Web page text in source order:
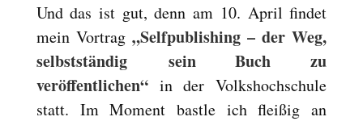
Und das ist gut, denn am 10. April findet
mein Vortrag „Selfpublishing – der Weg,
selbstständig
sein Buch zu
veröffentlichen“in der Volkshochschule
statt. Im Moment bastle ich fleißig an
Reset
all
options
cached